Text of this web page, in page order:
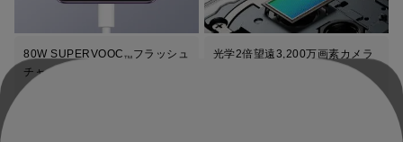
80W SUPERVOOC TM フラッシュ
チャージ
大容量4,600mAh、4年
光学2倍望遠3,200万画素カメラ